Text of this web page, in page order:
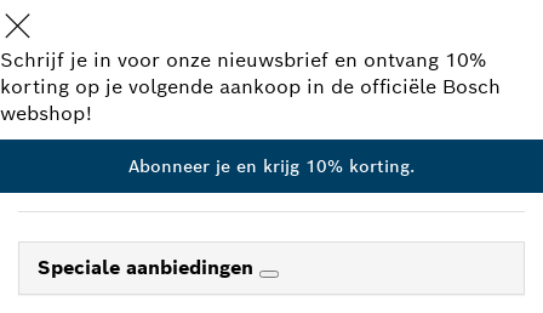
Schrijf je in voor onze nieuwsbrief en ontvang 10%
korting op je volgende aankoop in de officiële Bosch
webshop!
Abonneer je en krijg 10% korting.
Speciale aanbiedingen